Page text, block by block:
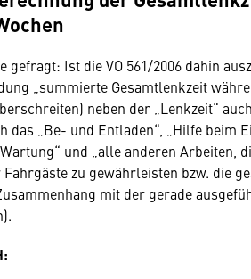
gefragt: Ist die VO 561/2006 dahin
„summierte Gesamtlenkzeit
neben der „Lenkzeit“
das „Be- und Entladen“, „Hilfe beim
und „alle anderen Arbeiten,
zu gewährleisten bzw. die
mit der gerade